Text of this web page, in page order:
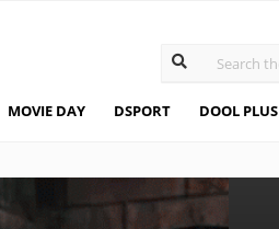
MOVIE DAY DSPORT DOOL PLUS